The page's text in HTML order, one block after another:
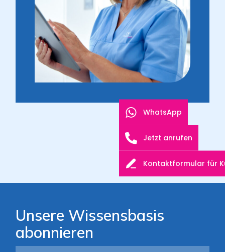
Unsere Wissensbasis
abonnieren
WhatsApp
Jetzt anrufen
Kontaktformular für